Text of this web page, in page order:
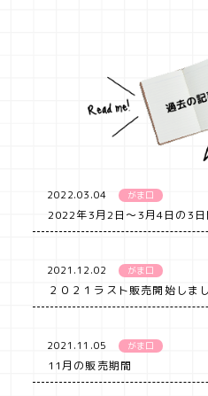
2022.03.04 がま口
2022年3月2日～3月4日の3日
2021.12.02 がま口
２０２１ラスト販売開始しま
2021.11.05 がま口
11月の販売期間